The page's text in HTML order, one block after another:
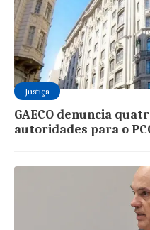
Justiça
GAECO denuncia
autoridades para o